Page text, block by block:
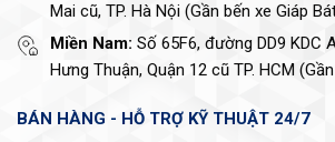
Mai cũ, TP. Hà Nội (Gần bến xe Giáp
Miền Nam: Số 65F6, đường DD9 KDC
Hưng Thuận, Quận 12 cũ TP. HCM
BÁN HÀNG - HỖ TRỢ KỸ THUẬT 24/7